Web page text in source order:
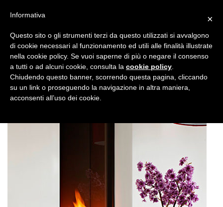
×
Informativa
Questo sito o gli strumenti terzi da questo utilizzati si avvalgono
di cookie necessari al funzionamento ed utili alle finalità illustrate
nella cookie policy. Se vuoi saperne di più o negare il consenso
a tutti o ad alcuni cookie, consulta la cookie policy
Chiudendo questo banner, scorrendo questa pagina, cliccando
su un link o proseguendo la navigazione in altra maniera,
acconsenti all’uso dei cookie.